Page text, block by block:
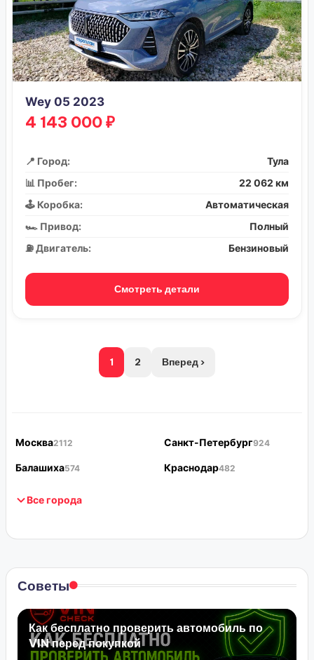
Wey 05 2023
4 143 000 ₽
📍 Город:
Тула
📊 Пробег:
22 062 км
🕹️ Коробка:
Автоматическая
🏎️ Привод:
Полный
⛽ Двигатель:
Бензиновый
Смотреть детали
1 2 Вперед ›
Москва2112 Санкт-Петербург924
Балашиха574 Краснодар482
Все города
Советы
Как бесплатно проверить автомобиль по
VIN перед покупкой